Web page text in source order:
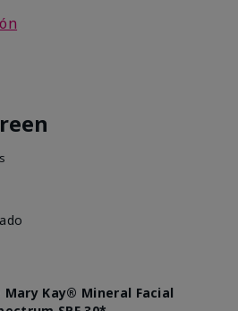
Kay® Mineral Facial